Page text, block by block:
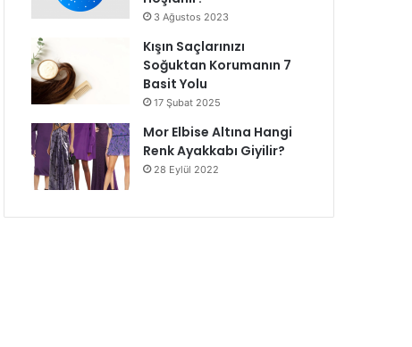
3 Ağustos 2023
Kışın Saçlarınızı
Soğuktan Korumanın 7
Basit Yolu
17 Şubat 2025
Mor Elbise Altına Hangi
Renk Ayakkabı Giyilir?
28 Eylül 2022